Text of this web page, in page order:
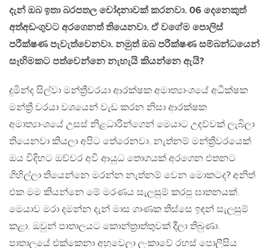
දැන් ඔබ ඉතා බරපතල චෝදනාවක් කරනවා. 06 දෙනෙකුත්
අත්අඩංගුවට අරගෙනත් තියෙනවා. ඒ වගේම පොලිස්
පරීක්ෂණ පැවැත්වෙනවා. නමුත් ඔබ පරීක්ෂණ සම්බන්ධයෙන්
සෑහිමකට පත්වෙන්නෙ නැහැයි කියන්නෙ ඇයි?
දුමින්ද සිල්වා මන්ත්‍රීවරයා ආරක්ෂක අමාත්‍යාංශයේ අධීක්ෂක
මන්ත්‍රී වරයා වශයෙන් වැඩ කරන නිසා ආරක්ෂක
අමාත්‍යාංශයේ උසස් නිළධාරීන්ගෙන් මෙයාට උදව්වක් ලැබිලා
තියෙනවා කියලා අපිට තේරෙනවා. නැත්නම් මන්ත්‍රීවරයෙක්
ඔය විදිහට ඔච්චර අවි ආයුධ තොගයක් අරගෙන එතනට
ගිහිල්ලා තියෙන්නෙ මරන්න නැත්නම් වෙන මොකටද? අනිත්
එක මම කියන්නෙ මේ මරණය සැලසුම් කරපු ඝාතනයක්.
මෙයාව මරා දමන්න දැන් මාස ගාණක තිස්සෙ ඉඳන් සැලසුම්
කළා. ඔවුන් පාතාලයට කොන්ත්‍රාත්තුවක් දීලා තිබුණා.
පාතාලයේ එක්කෙනා අහුවෙලා ලංකාවේ රහස් පොලීසිය